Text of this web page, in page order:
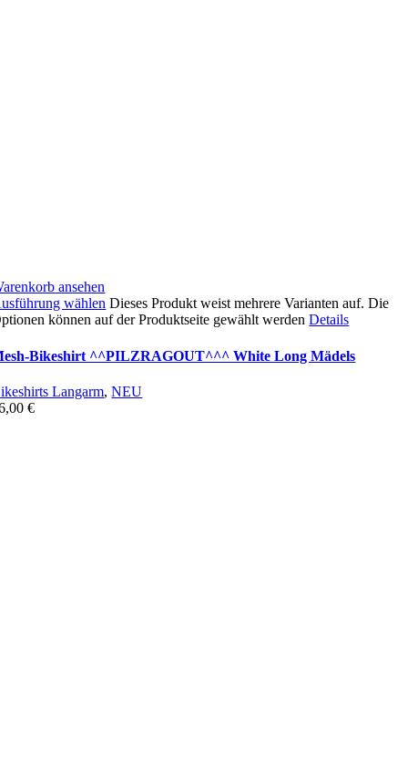
ansehen
wählen Dieses Produkt weist mehrere Varianten auf. Die
können auf der Produktseite gewählt werdenDetails
Bikeshirt ^^PILZRAGOUT^^^ White Long Mädels
Langarm,NEU
€